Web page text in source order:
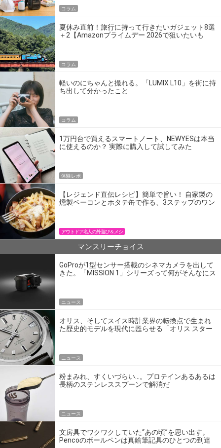
コラム
夏休み直前！旅行に持って行きたいガジェット8選
＋2【Amazonプライムデー 2026で狙いたいも
コラム
軽いのにちゃんと撮れる。「LUMIX L10」を街に持
ち出して分かったこと
コラム
1万円台で買えるスマートノート、NEWYESは本当
に使えるのか？ 実際に購入して試してみた
体験レポ
【レジェンド直伝レシピ】簡単で旨い！ 自家製の
燻製ベーコンとホタテ缶で作る、3ステップのワン
アウトドア名人の外遊び＆メシ
マンスリーチョイス
GoProが1型センサー搭載のシネマカメラを出して
きた。「MISSION 1」シリーズって何がそんなにス
ニュース
オリス、そしてスイス時計業界の転換点で生まれ
た歴史的モデルを現代に甦らせる「オリス スター
ニュース
粉まみれ、すくいづらい…。プロテインあるあるは
長柄のステンレススプーンで解消だ
ニュース
文房具でワクワクしていた“あの頃”を思い出す。
Pencoのボールペンは真鍮筆記具のひとつの到達